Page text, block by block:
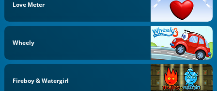
Love Meter
Wheely
Fireboy & Watergirl